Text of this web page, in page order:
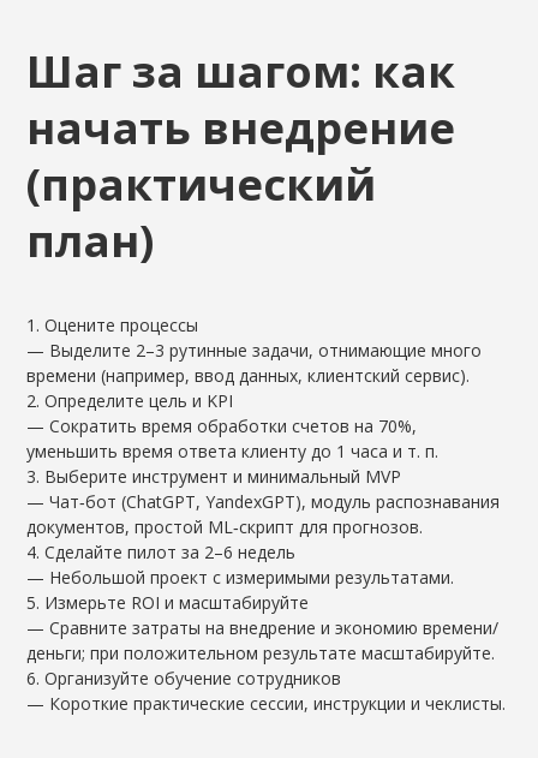
Шаг за шагом: как
начать внедрение
(практический
план)
1. Оцените процессы
— Выделите 2–3 рутинные задачи, отнимающие много
времени (например, ввод данных, клиентский сервис).
2. Определите цель и KPI
— Сократить время обработки счетов на 70%,
уменьшить время ответа клиенту до 1 часа и т. п.
3. Выберите инструмент и минимальный MVP
— Чат‑бот (ChatGPT, YandexGPT), модуль распознавания
документов, простой ML‑скрипт для прогнозов.
4. Сделайте пилот за 2–6 недель
— Небольшой проект с измеримыми результатами.
5. Измерьте ROI и масштабируйте
— Сравните затраты на внедрение и экономию времени/
деньги; при положительном результате масштабируйте.
6. Организуйте обучение сотрудников
— Короткие практические сессии, инструкции и чеклисты.